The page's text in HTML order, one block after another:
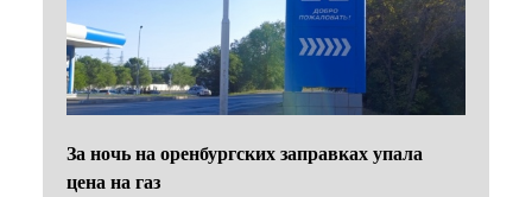
За ночь на оренбургских заправках упала
цена на газ